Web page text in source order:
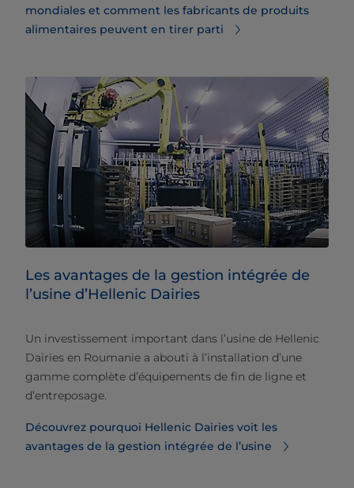
mondiales et comment les fabricants de produits
alimentaires peuvent en tirer parti
Les avantages de la gestion intégrée de
l’usine d’Hellenic Dairies
Un investissement important dans l’usine de Hellenic
Dairies en Roumanie a abouti à l’installation d’une
gamme complète d’équipements de fin de ligne et
d’entreposage.
Découvrez pourquoi Hellenic Dairies voit les
avantages de la gestion intégrée de l’usine